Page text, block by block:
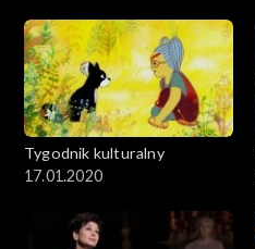
Tygodnik kulturalny
17.01.2020